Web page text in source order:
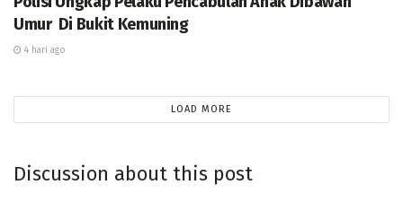
Umur Di Bukit Kemuning
4 hari ago
LOAD MORE
Discussion about this post